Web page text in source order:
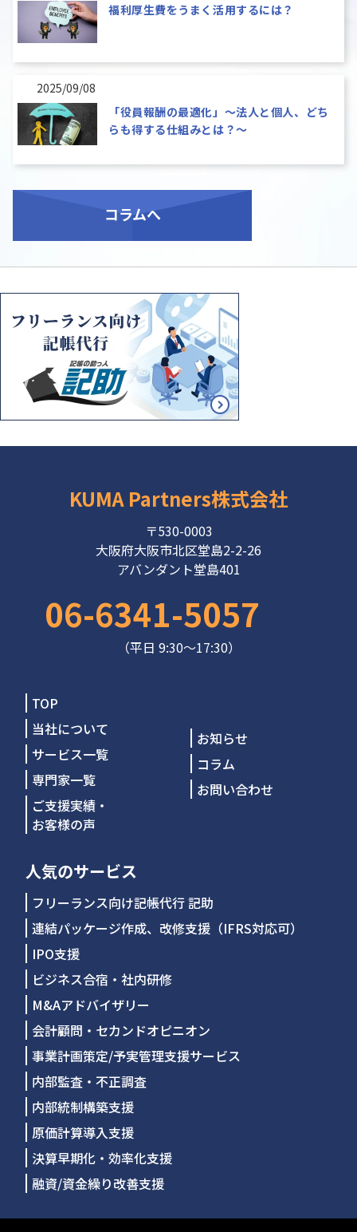
福利厚生費をうまく活用するには？
2025/09/08
「役員報酬の最適化」～法人と個人、どち
らも得する仕組みとは？～
コラムへ
KUMA Partners株式会社
〒530-0003
大阪府大阪市北区堂島2-2-26
アバンダント堂島401
06-6341-5057
（平日 9:30～17:30）
TOP
当社について
サービス一覧
専門家一覧
ご支援実績・
お客様の声
お知らせ
コラム
お問い合わせ
人気のサービス
フリーランス向け記帳代行 記助
連結パッケージ作成、改修支援（IFRS対応可）
IPO支援
ビジネス合宿・社内研修
M&Aアドバイザリー
会計顧問・セカンドオピニオン
事業計画策定/予実管理支援サービス
内部監査・不正調査
内部統制構築支援
原価計算導入支援
決算早期化・効率化支援
融資/資金繰り改善支援